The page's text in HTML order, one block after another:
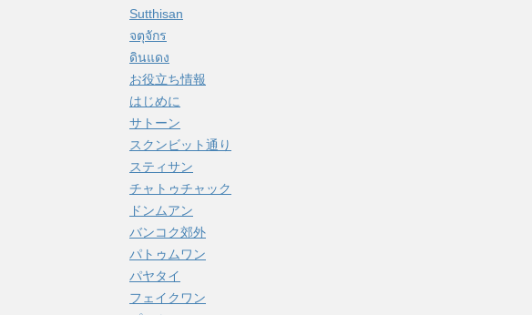
Sutthisan
จตุจักร
ดินแดง
お役立ち情報
はじめに
サトーン
スクンビット通り
スティサン
チャトゥチャック
ドンムアン
バンコク郊外
パトゥムワン
パヤタイ
フェイクワン